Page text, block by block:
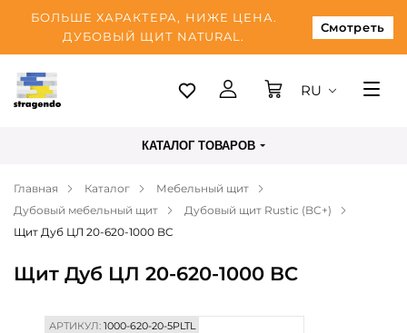
БОЛЬШЕ ХАРАКТЕРА, НИЖЕ ЦЕНА.
ДУБОВЫЙ ЩИТ NATURAL.
Смотреть
Таллинн
Оплата
О нас
Блог
RU
КАТАЛОГ ТОВАРОВ
Главная Каталог
Мебельный щит
Дубовый мебельный щит
Дубовый щит Rustic (BC+)
Щит Дуб ЦЛ 20-620-1000 BC
Щит Дуб ЦЛ 20-620-1000 BC
АРТИКУЛ:1000-620-20-5PLTL